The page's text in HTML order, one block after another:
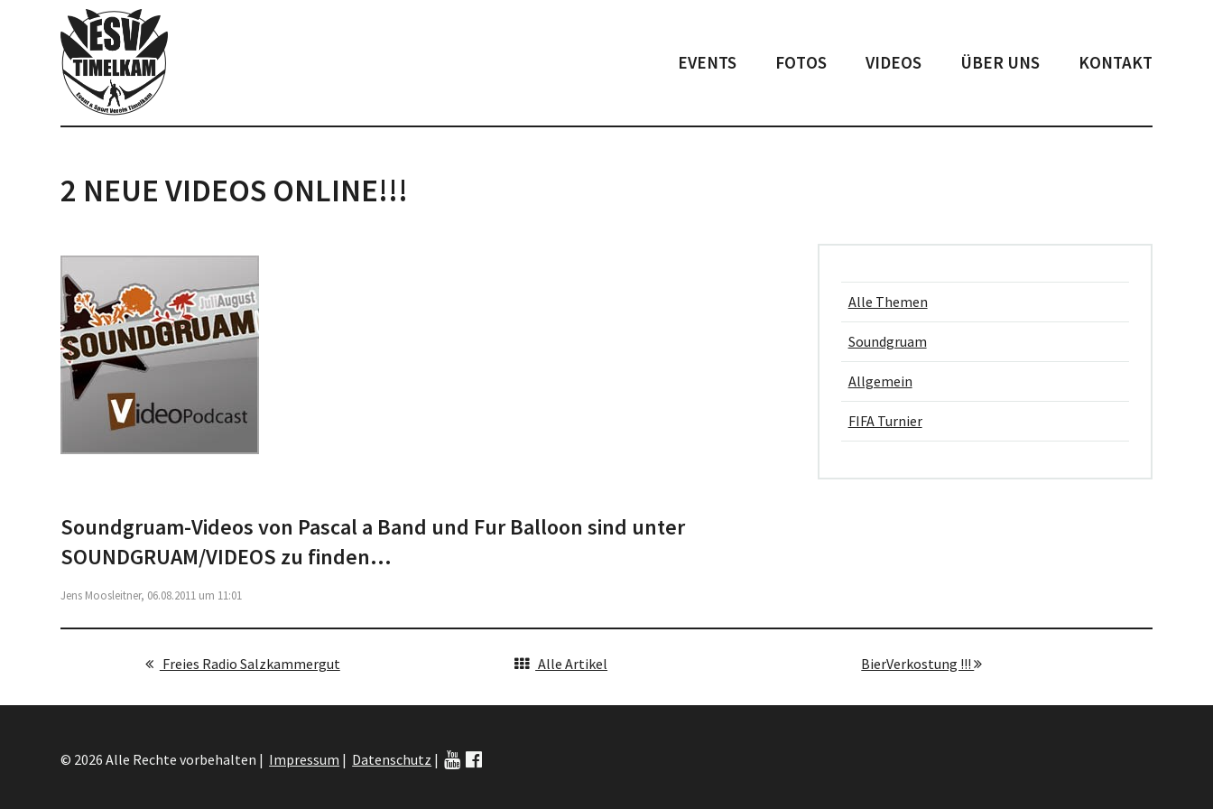
EVENTS FOTOS VIDEOS ÜBER UNS KONTAKT
2 NEUE VIDEOS ONLINE!!!
Soundgruam-Videos von Pascal a Band und Fur Balloon sind unter
SOUNDGRUAM/VIDEOS zu finden...
Jens Moosleitner, 06.08.2011 um 11:01
Alle Themen
Soundgruam
Allgemein
FIFA Turnier
Freies Radio Salzkammergut Alle Artikel BierVerkostung !!!
© 2026 Alle Rechte vorbehalten | Impressum | Datenschutz |